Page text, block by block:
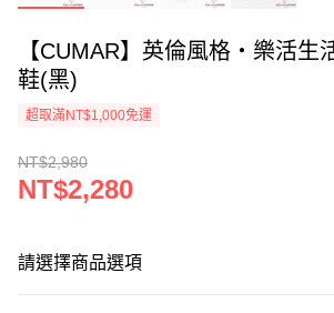
【CUMAR】英倫風格‧樂活生
鞋(黑)
超取滿NT$1,000免運
NT$2,980
NT$2,280
請選擇商品選項